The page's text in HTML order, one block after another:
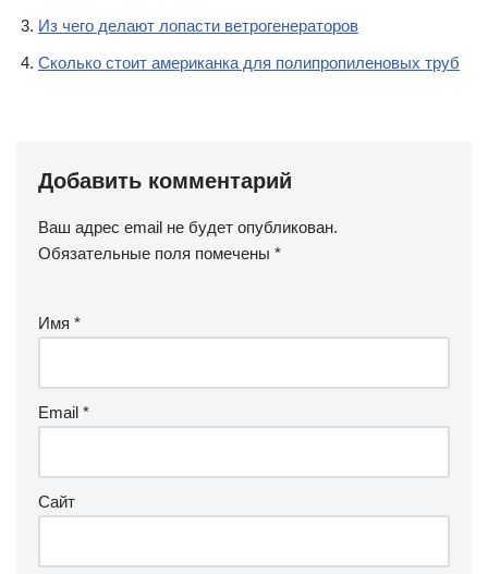
Из чего делают лопасти ветрогенераторов
Сколько стоит американка для полипропиленовых труб
Добавить комментарий
Ваш адрес email не будет опубликован.
Обязательные поля помечены *
Имя *
Email *
Сайт